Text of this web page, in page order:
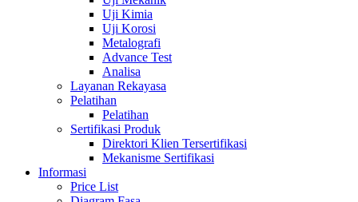
Uji Kimia
Uji Korosi
Metalografi
Advance Test
Analisa
Layanan Rekayasa
Pelatihan
Pelatihan
Sertifikasi Produk
Direktori Klien Tersertifikasi
Mekanisme Sertifikasi
Informasi
Price List